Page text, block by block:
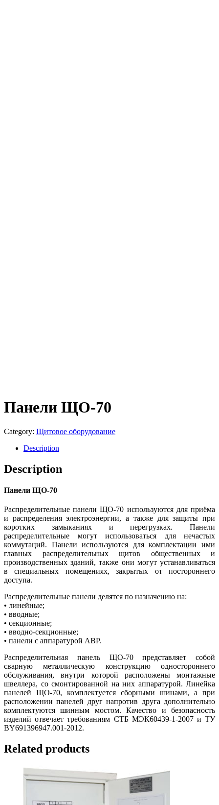
Панели ЩО-70
Category: Щитовое оборудование
Description
Description
Панели ЩО-70
Распределительные панели ЩО-70 используются для приёма
и распределения электроэнергии, а также для защиты при
коротких замыканиях и перегрузках. Панели
распределительные могут использоваться для нечастых
коммутаций. Панели используются для комплектации ими
главных распределительных щитов общественных и
производственных зданий, также они могут устанавливаться
в специальных помещениях, закрытых от постороннего
доступа.
Распределительные панели делятся по назначению на:
• линейные;
• вводные;
• секционные;
• вводно-секционные;
• панели с аппаратурой АВР.
Распределительная панель ЩО-70 представляет собой
сварную металлическую конструкцию одностороннего
обслуживания, внутри которой расположены монтажные
швеллера, со смонтированной на них аппаратурой. Линейка
панелей ЩО-70, комплектуется сборными шинами, а при
расположении панелей друг напротив друга дополнительно
комплектуются шинным мостом. Качество и безопасность
изделий отвечает требованиям СТБ МЭК60439-1-2007 и ТУ
BY691396947.001-2012.
Related products